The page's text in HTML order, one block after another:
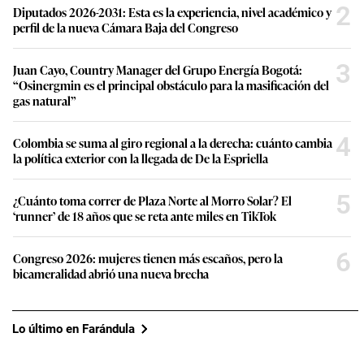
Diputados 2026-2031: Esta es la experiencia, nivel académico y
perfil de la nueva Cámara Baja del Congreso
2
Juan Cayo, Country Manager del Grupo Energía Bogotá:
“Osinergmin es el principal obstáculo para la masificación del
gas natural”
3
Colombia se suma al giro regional a la derecha: cuánto cambia
la política exterior con la llegada de De la Espriella
4
¿Cuánto toma correr de Plaza Norte al Morro Solar? El
‘runner’ de 18 años que se reta ante miles en TikTok
5
Congreso 2026: mujeres tienen más escaños, pero la
bicameralidad abrió una nueva brecha
6
Lo último en Farándula